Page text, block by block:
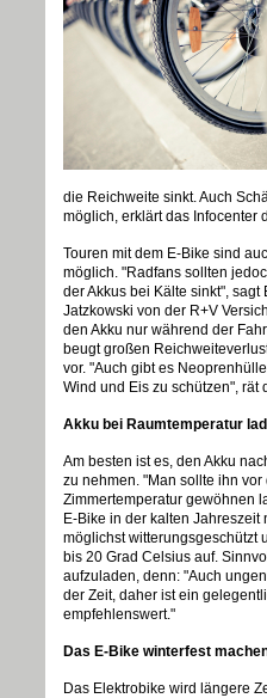
die Reichweite sinkt. Auch
möglich, erklärt das Infocenter
Touren mit dem E-Bike sind
möglich. "Radfans sollten
der Akkus bei Kälte sinkt",
Jatzkowski von der R+V
den Akku nur während der
beugt großen
vor. "Auch gibt es
Wind und Eis zu schützen", rät
Akku bei Raumtemperatur
Am besten ist es, den Akku
zu nehmen. "Man sollte ihn
Zimmertemperatur gewöhnen
E-Bike in der kalten Jahreszeit
möglichst witterungsgeschützt
bis 20 Grad Celsius auf.
aufzuladen, denn: "Auch
der Zeit, daher ist ein
empfehlenswert."
Das E-Bike winterfest
Das Elektrobike wird längere